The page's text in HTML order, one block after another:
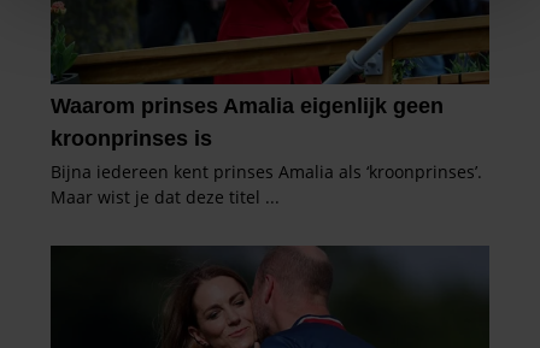
We gebruiken cookies om content en advertenties te
personaliseren, om functies voor social media te bieden
en om ons websiteverkeer te analyseren. Ook delen we
informatie over uw gebruik van onze site met onze
partners voor social media, adverteren en analyse. Deze
partners kunnen deze gegevens combineren met andere
informatie die u aan ze heeft verstrekt of die ze hebben
gaat akkoord met onze cookies als u onze website blijft